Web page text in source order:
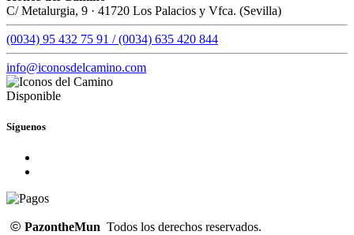
C/ Metalurgia, 9 · 41720 Los Palacios y Vfca. (Sevilla)
(0034) 95 432 75 91 / (0034) 635 420 844
info@iconosdelcamino.com
Disponible
Síguenos
© PazontheMun Todos los derechos reservados.